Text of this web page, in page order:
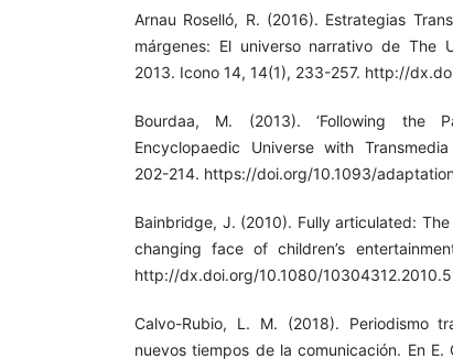
Arnau Roselló, R. (2016). Estrategias
márgenes: El universo narrativo de The
2013. Icono 14, 14(1), 233-257. http://
Bourdaa, M. (2013). ‘Following the
Encyclopaedic Universe with
202-214. https://doi.org/10.1093/
Bainbridge, J. (2010). Fully articulated:
changing face of children’s
http://dx.doi.org/10.1080/
Calvo-Rubio, L. M. (2018). Periodismo
nuevos tiempos de la comunicación. En